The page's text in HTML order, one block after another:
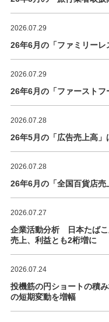
2026.07.29
26年6月の「ファミリー
2026.07.29
26年6月の「ファースト
2026.07.28
26年5月の「広告売上高
2026.07.28
26年6月の「全国百貨店
2026.07.27
企業活動分析 日本たばこ
売上、利益とも2桁増に
2026.07.24
投機筋の円ショートの積
の短期変動を増幅